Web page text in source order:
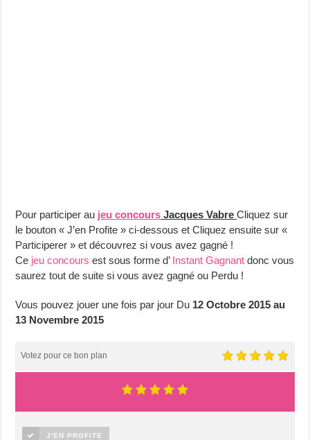
Pour participer au jeu concours Jacques VabreCliquez sur
le bouton « J’en Profite » ci-dessous et Cliquez ensuite sur «
Participerer » et découvrez si vous avez gagné !
Ce jeu concours est sous forme d’ Instant Gagnant donc vous
saurez tout de suite si vous avez gagné ou Perdu !
Vous pouvez jouer une fois par jour Du 12 Octobre 2015 au
13 Novembre 2015
Votez pour ce bon plan
J'EN PROFITE